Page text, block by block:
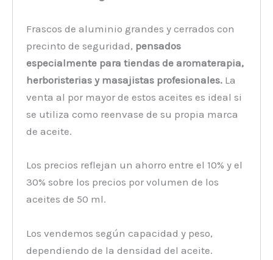
Frascos de aluminio grandes y cerrados con
precinto de seguridad, pensados
especialmente para tiendas de aromaterapia,
herboristerias y masajistas profesionales. La
venta al por mayor de estos aceites es ideal si
se utiliza como reenvase de su propia marca
de aceite.
Los precios reflejan un ahorro entre el 10% y el
30% sobre los precios por volumen de los
aceites de 50 ml.
Los vendemos según capacidad y peso,
dependiendo de la densidad del aceite.